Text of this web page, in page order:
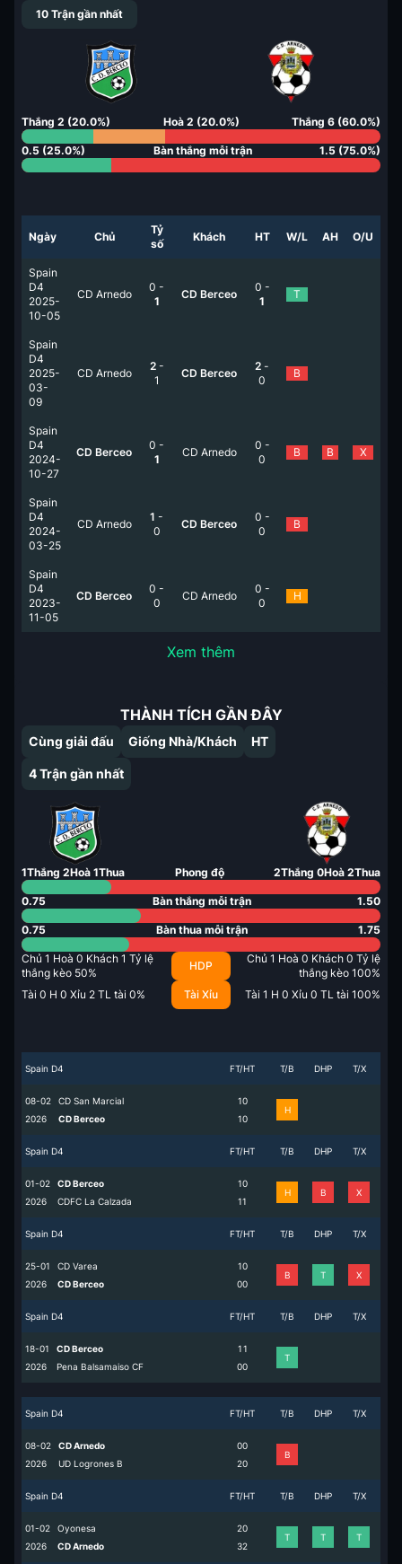
10 Trận gần nhất
Thắng 2 (20.0%) Hoà 2 (20.0%) Thắng 6 (60.0%)
0.5 (25.0%) Bàn thắng mỗi trận 1.5 (75.0%)
Ngày Chủ
Tỷ
số
Khách HT W/L AH O/U
Spain
D4
2025-
10-05
CD Arnedo
0 -
1
CD Berceo
0 -
1
T
Spain
D4
2025-
03-
09
CD Arnedo
2-
1
CD Berceo
2 -
0
B
Spain
D4
2024-
10-27
CD Berceo
0 -
1
CD Arnedo
0 -
0
B B X
Spain
D4
2024-
03-25
CD Arnedo
1 -
0
CD Berceo
0 -
0
B
Spain
D4
2023-
11-05
CD Berceo
0 -
0
CD Arnedo
0 -
0
H
Xem thêm
THÀNH TÍCH GẦN ĐÂY
Cùng giải đấu Giống Nhà/Khách HT
4Trận gần nhất
1Thắng 2Hoà 1Thua Phong độ 2Thắng 0Hoà 2Thua
0.75 Bàn thắng mỗi trận 1.50
0.75 Bàn thua mỗi trận 1.75
Chủ 1 Hoà 0 Khách 1 Tỷ lệ
thắng kèo 50%
HDP
Chủ 1 Hoà 0 Khách 0 Tỷ lệ
thắng kèo 100%
Tài 0 H 0 Xỉu 2 TL tài 0% Tài Xỉu Tài 1 H 0 Xỉu 0 TL tài 100%
Spain D4 FT/HT T/B DHP T/X
08-02
2026
CD San Marcial
CD Berceo
1
1
0
0
H
Spain D4 FT/HT T/B DHP T/X
01-02
2026
CD Berceo
CDFC La Calzada
1
1
0
1
H B X
Spain D4 FT/HT T/B DHP T/X
25-01
2026
CD Varea
CD Berceo
1
0
0
0
B T X
Spain D4 FT/HT T/B DHP T/X
18-01
2026
CD Berceo
Pena Balsamaiso CF
1
0
1
0
T
Spain D4 FT/HT T/B DHP T/X
08-02
2026
CD Arnedo
UD Logrones B
0
2
0
0
B
Spain D4 FT/HT T/B DHP T/X
01-02
2026
Oyonesa
CD Arnedo
2
3
0
2
T T T